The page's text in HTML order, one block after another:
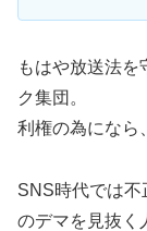
もはや放送法を
ク集団。
利権の為になら
SNS時代では不
のデマを見抜く